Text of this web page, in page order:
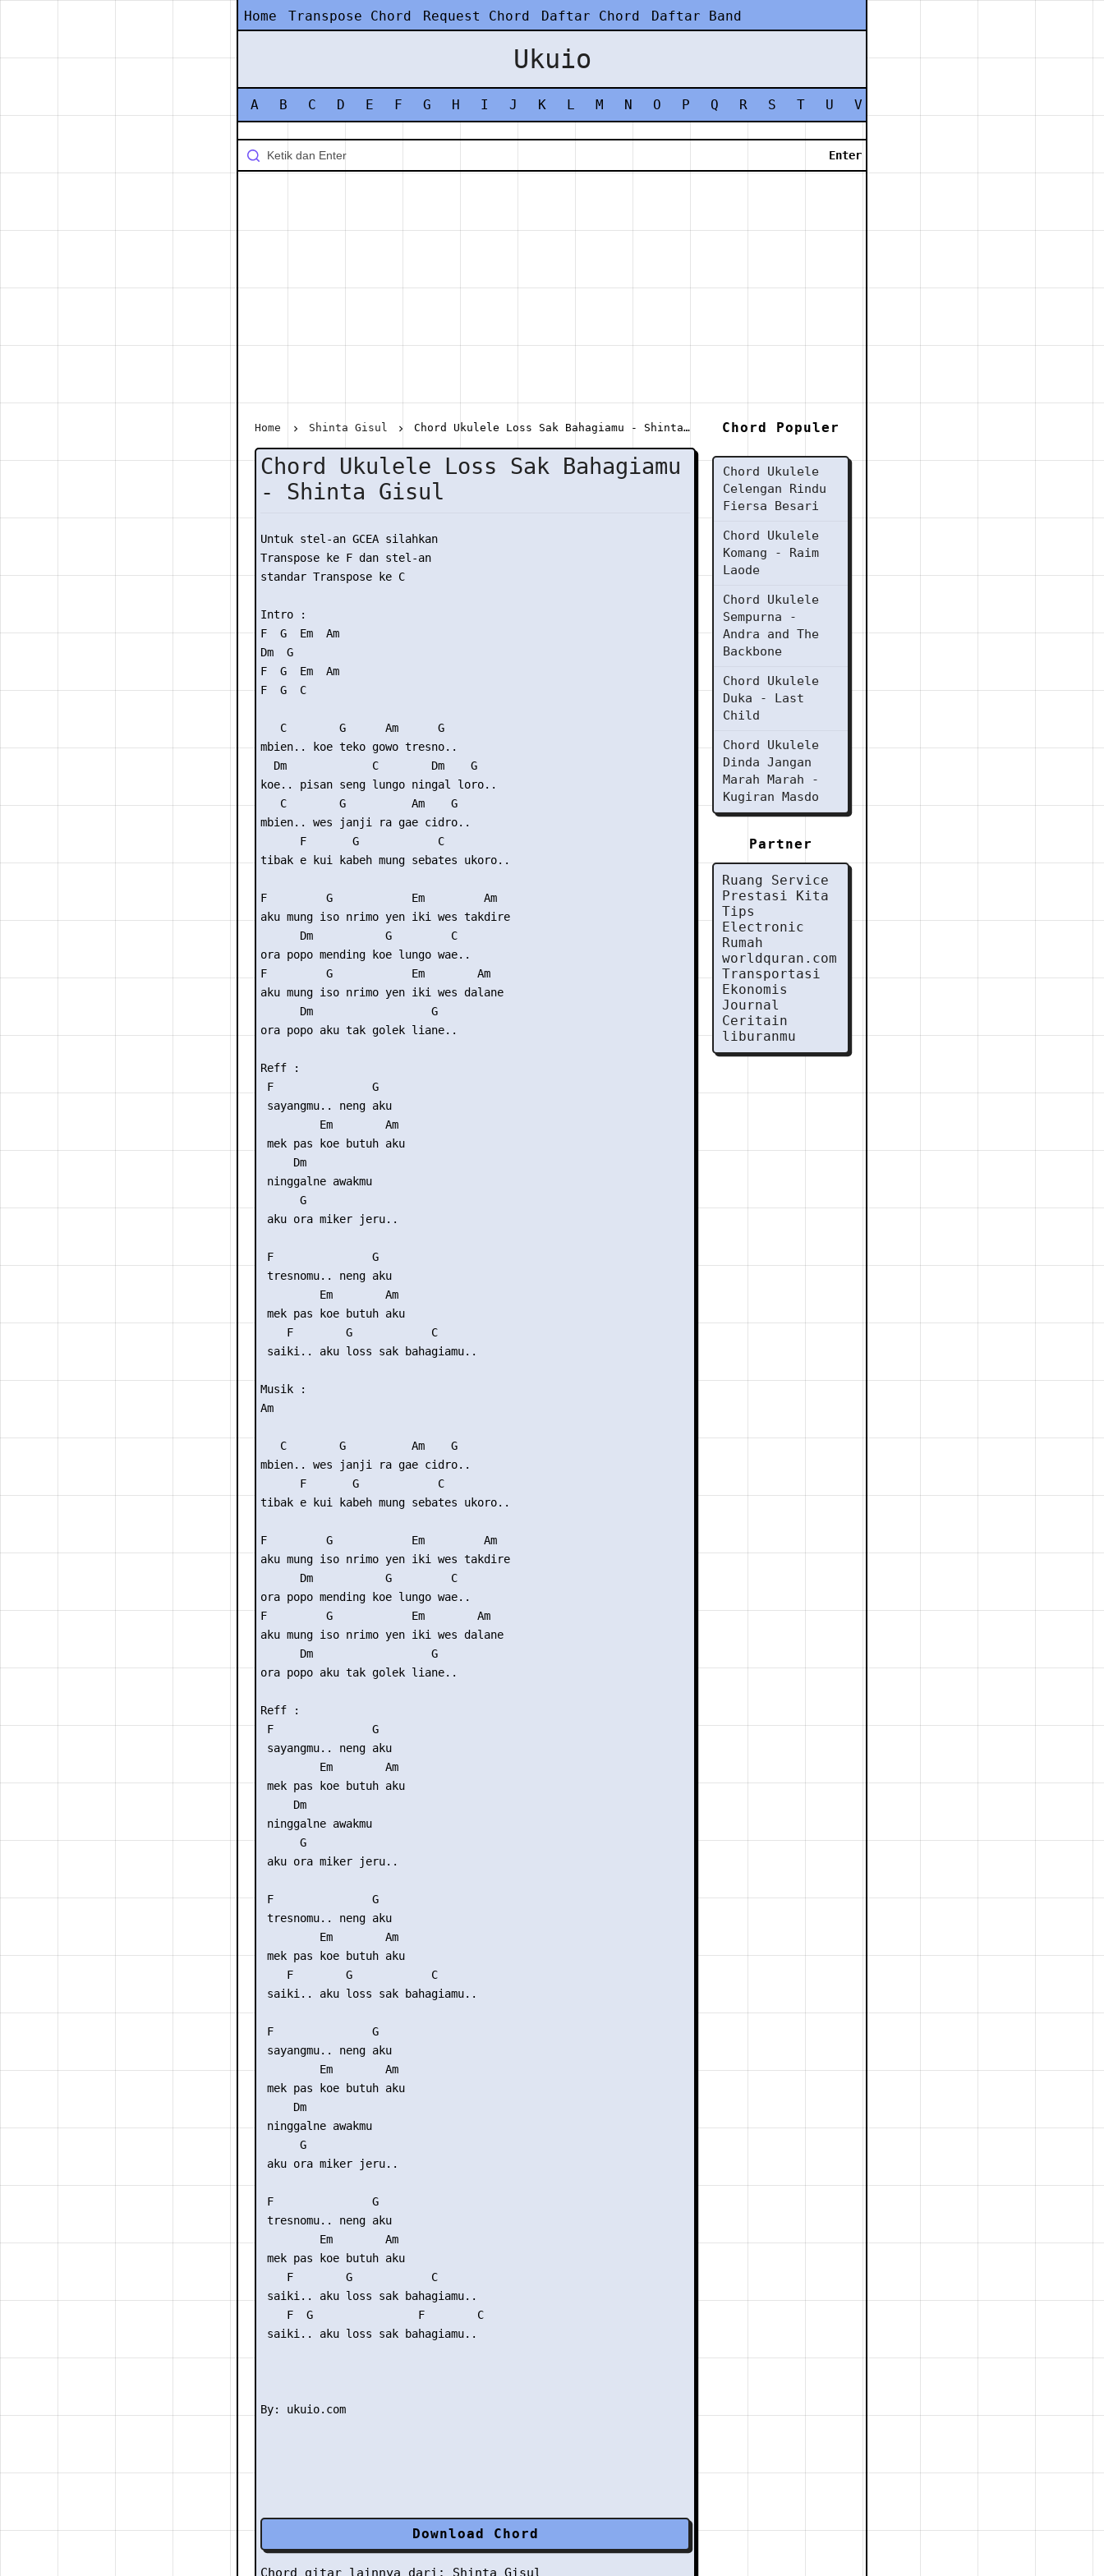
Home Transpose Chord Request Chord Daftar Chord Daftar Band
Ukuio
A B C D E F G H I J K L M N O P Q R S T U V
Home Shinta Gisul Chord Ukulele Loss Sak Bahagiamu - Shinta Gisul
Chord Ukulele Loss Sak Bahagiamu
- Shinta Gisul
Untuk stel-an GCEA silahkan
Transpose ke F dan stel-an
standar Transpose ke C
Intro :
F  G  Em  Am
Dm  G
F  G  Em  Am
F  G  C
   C        G      Am      G
mbien.. koe teko gowo tresno..
  Dm             C        Dm    G
koe.. pisan seng lungo ningal loro..
   C        G          Am    G
mbien.. wes janji ra gae cidro..
      F       G            C
tibak e kui kabeh mung sebates ukoro..
F         G            Em         Am
aku mung iso nrimo yen iki wes takdire
      Dm           G         C
ora popo mending koe lungo wae..
F         G            Em        Am
aku mung iso nrimo yen iki wes dalane
      Dm                  G
ora popo aku tak golek liane..
Reff :
F               G
sayangmu.. neng aku
         Em        Am
mek pas koe butuh aku
     Dm
ninggalne awakmu
      G
aku ora miker jeru..
F               G
tresnomu.. neng aku
         Em        Am
mek pas koe butuh aku
    F        G            C
saiki.. aku loss sak bahagiamu..
Musik :
Am
   C        G          Am    G
mbien.. wes janji ra gae cidro..
      F       G            C
tibak e kui kabeh mung sebates ukoro..
F         G            Em         Am
aku mung iso nrimo yen iki wes takdire
      Dm           G         C
ora popo mending koe lungo wae..
F         G            Em        Am
aku mung iso nrimo yen iki wes dalane
      Dm                  G
ora popo aku tak golek liane..
Reff :
F               G
sayangmu.. neng aku
         Em        Am
mek pas koe butuh aku
     Dm
ninggalne awakmu
      G
aku ora miker jeru..
F               G
tresnomu.. neng aku
         Em        Am
mek pas koe butuh aku
    F        G            C
saiki.. aku loss sak bahagiamu..
F               G
sayangmu.. neng aku
         Em        Am
mek pas koe butuh aku
     Dm
ninggalne awakmu
      G
aku ora miker jeru..
F               G
tresnomu.. neng aku
         Em        Am
mek pas koe butuh aku
    F        G            C
saiki.. aku loss sak bahagiamu..
    F  G                F        C
saiki.. aku loss sak bahagiamu..
Download Chord
Chord gitar lainnya dari: Shinta Gisul
Chord Populer
Chord Ukulele
Celengan Rindu
Fiersa Besari
Chord Ukulele
Komang - Raim
Laode
Chord Ukulele
Sempurna -
Andra and The
Backbone
Chord Ukulele
Duka - Last
Child
Chord Ukulele
Dinda Jangan
Marah Marah -
Kugiran Masdo
Partner
Ruang Service
Prestasi Kita
Tips
Electronic
Rumah
worldquran.com
Transportasi
Ekonomis
Journal
Ceritain
liburanmu